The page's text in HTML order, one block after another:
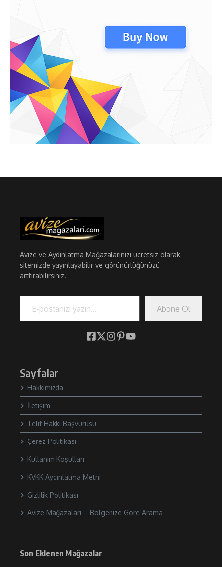
Avize ve Aydınlatma Mağazalarınızı ücretsiz olarak
sitemizde yayınlayabilir ve görünürlüğünüzü
arttırabilirsiniz.
E-postanızı yazın…
Abone Ol
Sayfalar
Hakkımızda
İletişim
Telif Hakkı Başvurusu
Çerez Politikası
Kullanım Koşulları
KVKK Aydınlatma Metni
Gizlilik Politikası
Avize Mağazaları – Bölgenize Göre Arama
Son Eklenen Mağazalar